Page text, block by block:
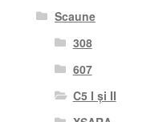
Scaune
308
607
C5 I și II